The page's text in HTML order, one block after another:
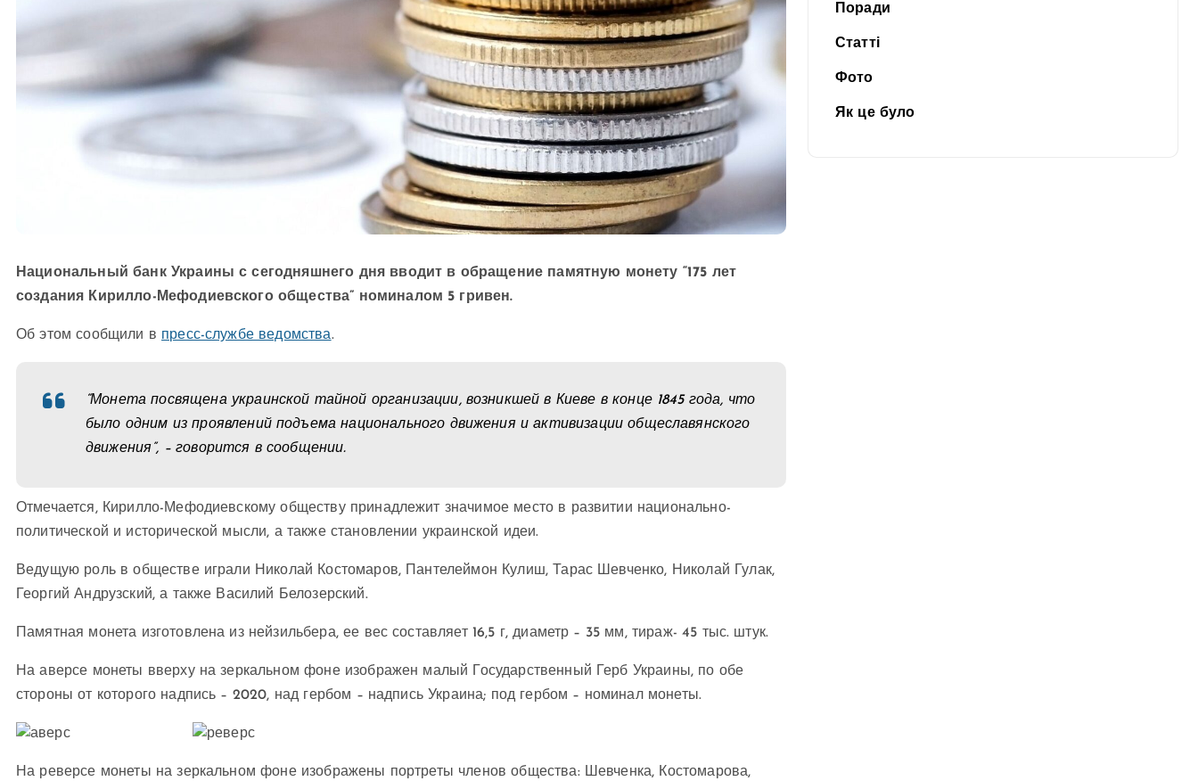
Национальный банк Украины с сегодняшнего дня вводит в обращение памятную монету “175 лет
создания Кирилло-Мефодиевского общества” номиналом 5 гривен.
Об этом сообщили в пресс-службе ведомства.
“Монета посвящена украинской тайной организации, возникшей в Киеве в конце 1845 года, что
было одним из проявлений подъема национального движения и активизации общеславянского
движения”, – говорится в сообщении.
Отмечается, Кирилло-Мефодиевскому обществу принадлежит значимое место в развитии национально-
политической и исторической мысли, а также становлении украинской идеи.
Ведущую роль в обществе играли Николай Костомаров, Пантелеймон Кулиш, Тарас Шевченко, Николай Гулак,
Георгий Андрузский, а также Василий Белозерский.
Памятная монета изготовлена из нейзильбера, ее вес составляет 16,5 г, диаметр – 35 мм, тираж- 45 тыс. штук.
На аверсе монеты вверху на зеркальном фоне изображен малый Государственный Герб Украины, по обе
стороны от которого надпись – 2020, над гербом – надпись Украина; под гербом – номинал монеты.
На реверсе монеты на зеркальном фоне изображены портреты членов общества: Шевченка, Костомарова,
Поради
Статті
Фото
Як це було